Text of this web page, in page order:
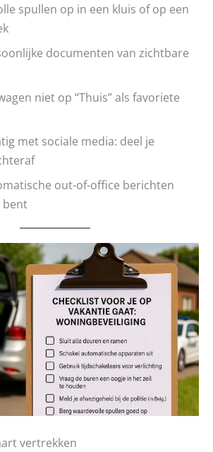
spullen op in een kluis of op een
documenten van zichtbare
niet op “Thuis” als favoriete
met sociale media: deel je
out-of-office berichten
bent
vertrekken